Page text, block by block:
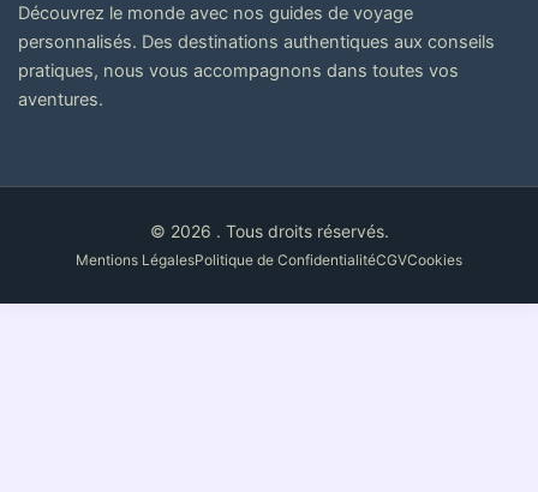
Découvrez le monde avec nos guides de voyage
personnalisés. Des destinations authentiques aux conseils
pratiques, nous vous accompagnons dans toutes vos
aventures.
© 2026 . Tous droits réservés.
Mentions LégalesPolitique de ConfidentialitéCGVCookies